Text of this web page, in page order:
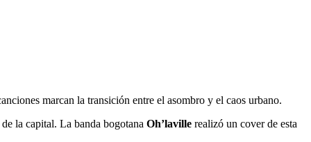
marcan la transición entre el asombro y el caos urbano.
la capital. La banda bogotana Oh’laville realizó un cover de esta